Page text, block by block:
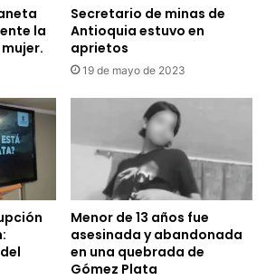
la
Secretario de minas de
Antioquia estuvo en
aprietos
19 de mayo de 2023
Menor de 13 años fue
asesinada y abandonada
en una quebrada de
Gómez Plata